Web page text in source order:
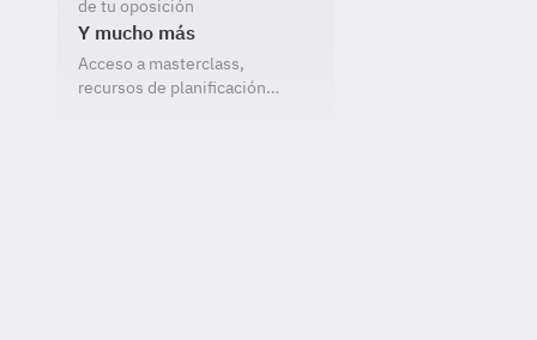
de tu oposición
Y mucho más
Acceso a masterclass,
recursos de planificación…